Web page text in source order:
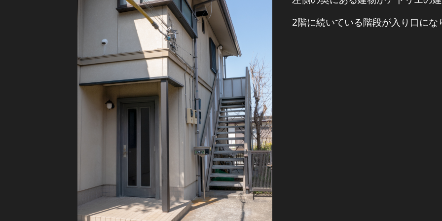
2階に続いている階段が入り口にな